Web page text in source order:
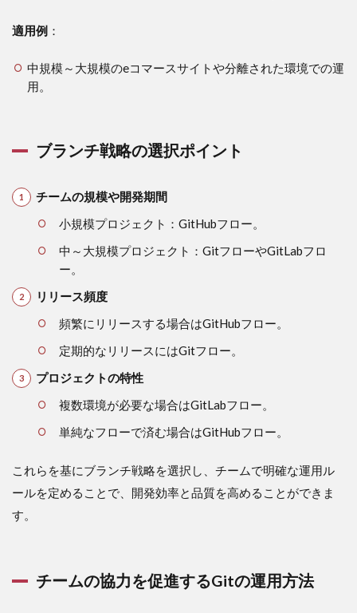
適用例 ：
中規模～大規模のeコマースサイトや分離された環境での運
用。
ブランチ戦略の選択ポイント
チームの規模や開発期間
小規模プロジェクト：GitHubフロー。
中～大規模プロジェクト：GitフローやGitLabフロ
ー。
リリース頻度
頻繁にリリースする場合はGitHubフロー。
定期的なリリースにはGitフロー。
プロジェクトの特性
複数環境が必要な場合はGitLabフロー。
単純なフローで済む場合はGitHubフロー。
これらを基にブランチ戦略を選択し、チームで明確な運用ル
ールを定めることで、開発効率と品質を高めることができま
す。
チームの協力を促進するGitの運用方法